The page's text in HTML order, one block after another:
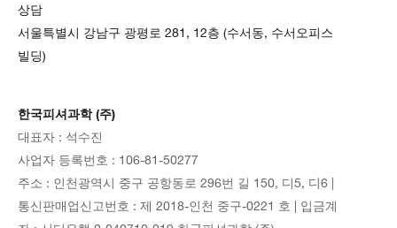
상담
서울특별시 강남구 광평로 281, 12층 (수서동, 수서오피스
빌딩)
한국피셔과학 (주)
대표자 : 석수진
사업자 등록번호 : 106-81-50277
주소 : 인천광역시 중구 공항동로 296번 길 150, 디5, 디6 |
통신판매업신고번호 : 제 2018-인천 중구-0221 호 | 입금계